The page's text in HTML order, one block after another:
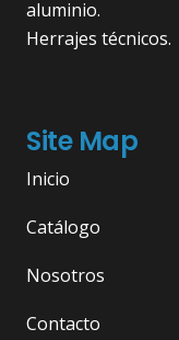
aluminio.
Herrajes técnicos.
Site Map
Inicio
Catálogo
Nosotros
Contacto